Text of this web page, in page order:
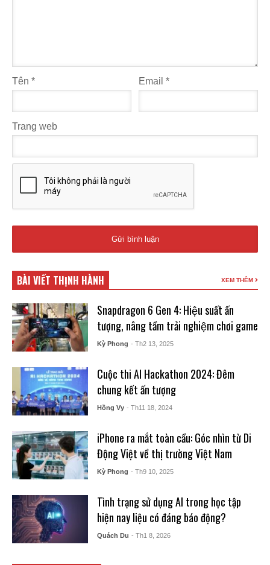
Tên * Email*
Trang web
BÀI VIẾT THỊNH HÀNH XEM THÊM
Snapdragon 6 Gen 4: Hiệu suất ấn
tượng, nâng tầm trải nghiệm chơi game
Kỳ Phong - Th2 13, 2025
Cuộc thi AI Hackathon 2024: Đêm
chung kết ấn tượng
Hồng Vy - Th11 18, 2024
iPhone ra mắt toàn cầu: Góc nhìn từ Di
Động Việt về thị trường Việt Nam
Kỳ Phong - Th9 10, 2025
Tình trạng sử dụng AI trong học tập
hiện nay liệu có đáng báo động?
Quách Du - Th1 8, 2026